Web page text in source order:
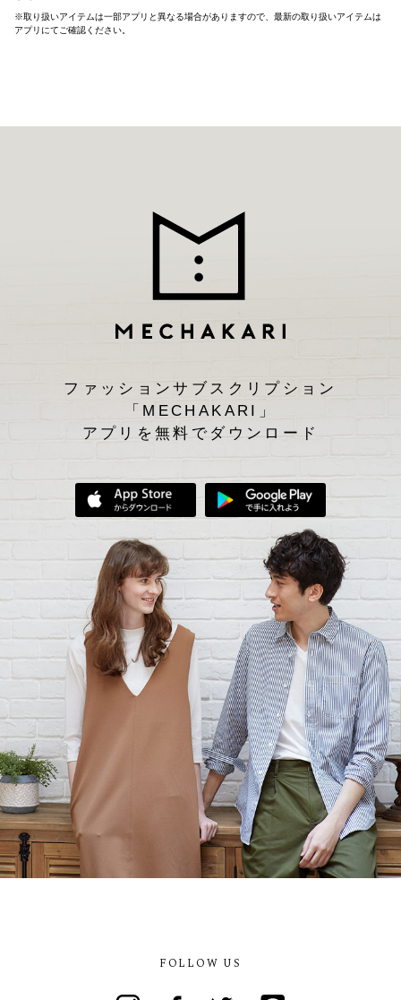
※取り扱いアイテムは一部アプリと異なる場合がありますので、最新の取り扱いアイテムは
アプリにてご確認ください。
ファッションサブスクリプション
「MECHAKARI」
アプリを無料でダウンロード
App Storeからダウンロード
FOLLOW US